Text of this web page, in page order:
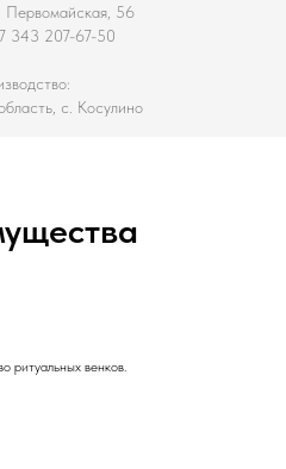
Первомайская, 56
343 207-67-50
с. Косулино
ритуальных венков.